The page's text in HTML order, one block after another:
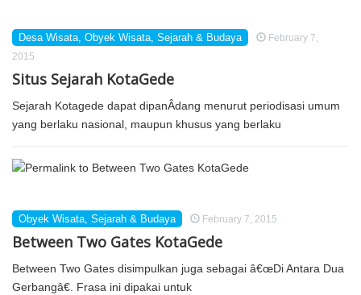
Desa Wisata, Obyek Wisata, Sejarah & Budaya
February 7,
2015
Situs Sejarah KotaGede
Sejarah Kotagede dapat dipanÂ­dang menurut periodisasi umum
yang berlaku nasional, maupun khusus yang berlaku
Obyek Wisata, Sejarah & Budaya February 7, 2015
Between Two Gates KotaGede
Between Two Gates disimpulkan juga sebagai â€œDi Antara Dua
Gerbangâ€. Frasa ini dipakai untuk